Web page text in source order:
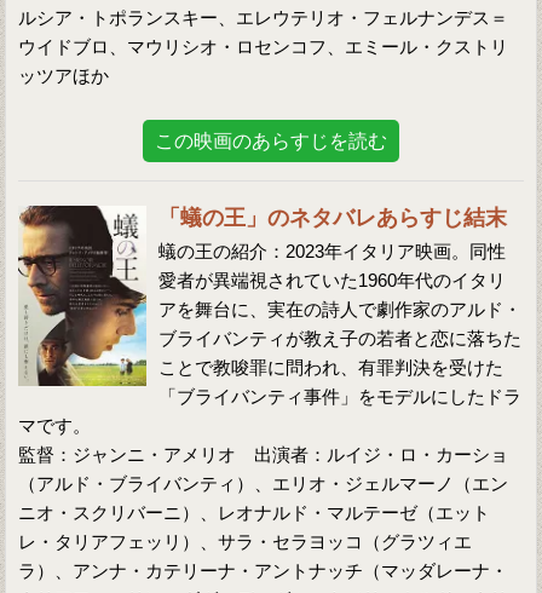
ルシア・トポランスキー、エレウテリオ・フェルナンデス＝
ウイドブロ、マウリシオ・ロセンコフ、エミール・クストリ
ッツアほか
この映画のあらすじを読む
「蟻の王」のネタバレあらすじ結末
蟻の王の紹介：2023年イタリア映画。同性
愛者が異端視されていた1960年代のイタリ
アを舞台に、実在の詩人で劇作家のアルド・
ブライバンティが教え子の若者と恋に落ちた
ことで教唆罪に問われ、有罪判決を受けた
「ブライバンティ事件」をモデルにしたドラ
マです。
監督：ジャンニ・アメリオ 出演者：ルイジ・ロ・カーショ
（アルド・ブライバンティ）、エリオ・ジェルマーノ（エン
ニオ・スクリバーニ）、レオナルド・マルテーゼ（エット
レ・タリアフェッリ）、サラ・セラヨッコ（グラツィエ
ラ）、アンナ・カテリーナ・アントナッチ（マッダレーナ・